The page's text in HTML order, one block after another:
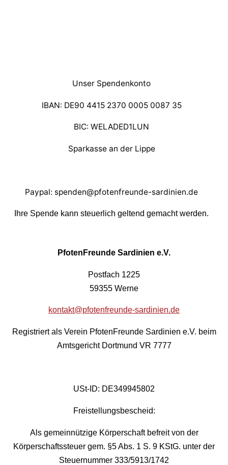
Unser Spendenkonto
IBAN: DE90 4415 2370 0005 0087 35
BIC: WELADED1LUN
Sparkasse an der Lippe
Paypal: spenden@pfotenfreunde-sardinien.de
Ihre Spende kann steuerlich geltend gemacht werden.
PfotenFreunde Sardinien e.V.
Postfach 1225
59355 Werne
kontakt@pfotenfreunde-sardinien.de
Registriert als Verein PfotenFreunde Sardinien e.V. beim
Amtsgericht Dortmund VR 7777
USt-ID: DE349945802
Freistellungsbescheid:
Als gemeinnützige Körperschaft befreit von der
Körperschaftssteuer gem. §5 Abs. 1 S. 9 KStG. unter der
Steuernummer 333/5913/1742